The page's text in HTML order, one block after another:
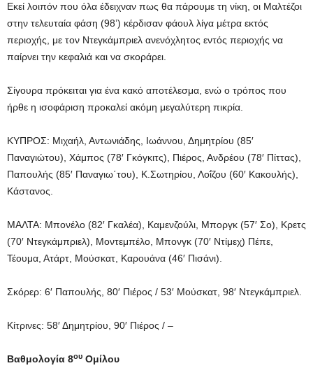
Εκεί λοιπόν που όλα έδειχναν πως θα πάρουμε τη νίκη, οι Μαλτέζοι
στην τελευταία φάση (98’) κέρδισαν φάουλ λίγα μέτρα εκτός
περιοχής, με τον Ντεγκάμπριελ ανενόχλητος εντός περιοχής να
παίρνει την κεφαλιά και να σκοράρει.
Σίγουρα πρόκειται για ένα κακό αποτέλεσμα, ενώ ο τρόπος που
ήρθε η ισοφάριση προκαλεί ακόμη μεγαλύτερη πικρία.
ΚΥΠΡΟΣ: Μιχαήλ, Αντωνιάδης, Ιωάννου, Δημητρίου (85′
Παναγιώτου), Χάμπος (78′ Γκόγκιτς), Πιέρος, Ανδρέου (78′ Πίττας),
Παπουλής (85′ Παναγιω΄του), Κ.Σωτηρίου, Λοΐζου (60′ Κακουλής),
Κάστανος.
ΜΑΛΤΑ: Μπονέλο (82′ Γκαλέα), Καμενζούλι, Μποργκ (57′ Σο), Κρετς
(70′ Ντεγκάμπριελ), Μοντεμπέλο, Μπονγκ (70′ Ντίμεχ) Πέπε,
Τέουμα, Ατάρτ, Μούσκατ, Καρουάνα (46′ Πισάνι).
Σκόρερ: 6′ Παπουλής, 80′ Πιέρος / 53′ Μούσκατ, 98′ Ντεγκάμπριελ.
Κίτρινες: 58′ Δημητρίου, 90′ Πιέρος / –
Βαθμολογία 8ου Ομίλου